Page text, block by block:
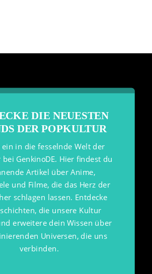
DIE NEUESTEN
DER POPKULTUR
ein in die fesselnde Welt der
GenkinoDE. Hier findest du
Artikel über Anime,
und Filme, die das Herz der
schlagen lassen. Entdecke
die unsere Kultur
erweitere dein Wissen über
Universen, die uns
verbinden.